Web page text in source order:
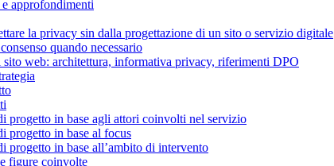
approfondimenti
la privacy sin dalla progettazione di un sito o servizio digitale
quando necessario
sito web: architettura, informativa privacy, riferimenti DPO
progetto in base agli attori coinvolti nel servizio
progetto in base al focus
progetto in base all’ambito di intervento
figure coinvolte